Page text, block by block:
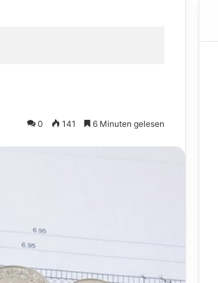
0 141 6 Minuten gelesen